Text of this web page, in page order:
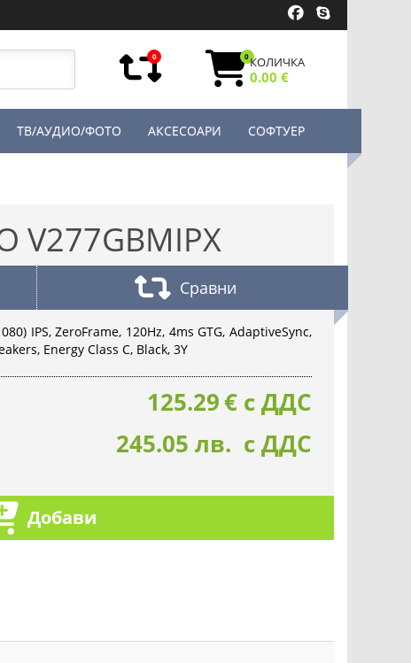
0 0КОЛИЧКА
0.00 €
ТВ/АУДИО/ФОТО АКСЕСОАРИ СОФТУЕР
V277GBMIPX
Сравни
IPS, ZeroFrame, 120Hz, 4ms GTG, AdaptiveSync,
Energy Class C, Black, 3Y
125.29€ с ДДС
245.05 лв. с ДДС
Добави